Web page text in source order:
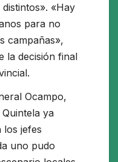
«Hay
para no
campañas»,
la decisión final
Ocampo,
ya
jefes
uno pudo